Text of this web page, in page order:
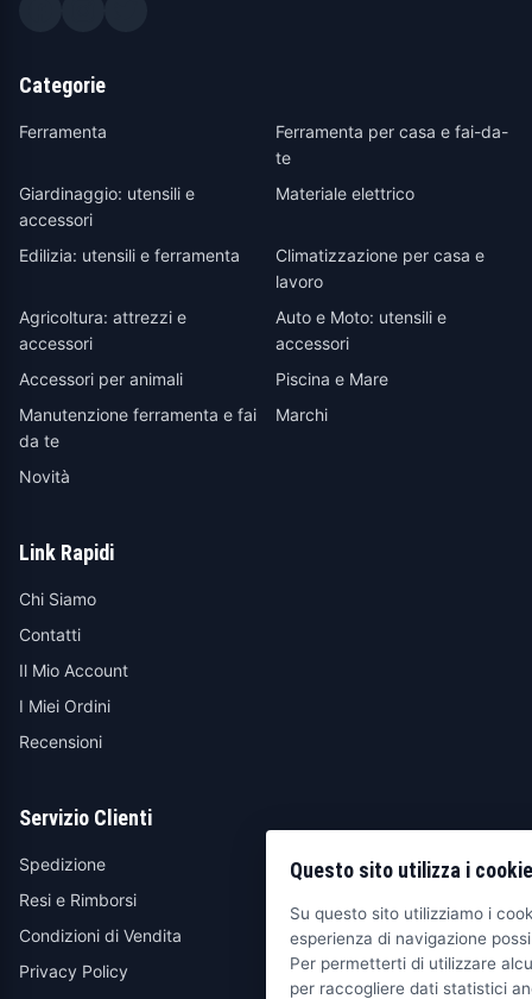
Categorie
Ferramenta
Ferramenta per casa e fai-da-
te
Giardinaggio: utensili e
accessori
Materiale elettrico
Edilizia: utensili e ferramenta
Climatizzazione per casa e
lavoro
Agricoltura: attrezzi e
accessori
Auto e Moto: utensili e
accessori
Accessori per animali
Piscina e Mare
Manutenzione ferramenta e fai
da te
Marchi
Novità
Link Rapidi
Chi Siamo
Contatti
Il Mio Account
I Miei Ordini
Recensioni
Servizio Clienti
Spedizione
Resi e Rimborsi
Condizioni di Vendita
Privacy Policy
Questo sito utilizza i cookie
Su questo sito utilizziamo i
esperienza di navigazione
Per permetterti di utilizzare
per raccogliere dati statistici